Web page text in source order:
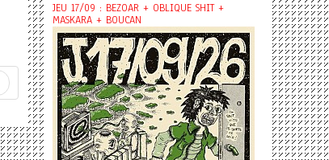
JEU 17/09 : BEZOAR + OBLIQUE SHIT +
MASKARA + BOUCAN